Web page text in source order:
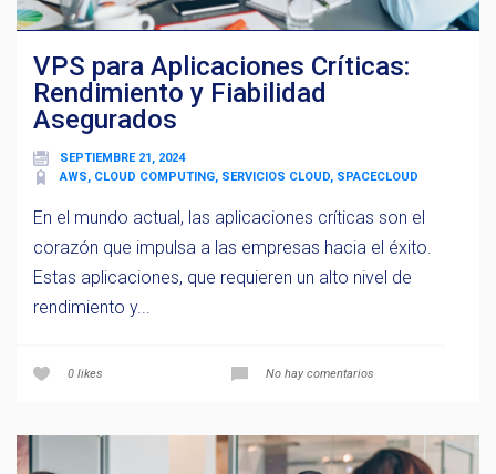
VPS para Aplicaciones Críticas:
Rendimiento y Fiabilidad
Asegurados
SEPTIEMBRE 21, 2024
AWS, CLOUD COMPUTING, SERVICIOS CLOUD, SPACECLOUD
En el mundo actual, las aplicaciones críticas son el
corazón que impulsa a las empresas hacia el éxito.
Estas aplicaciones, que requieren un alto nivel de
rendimiento y...
0 likes No hay comentarios